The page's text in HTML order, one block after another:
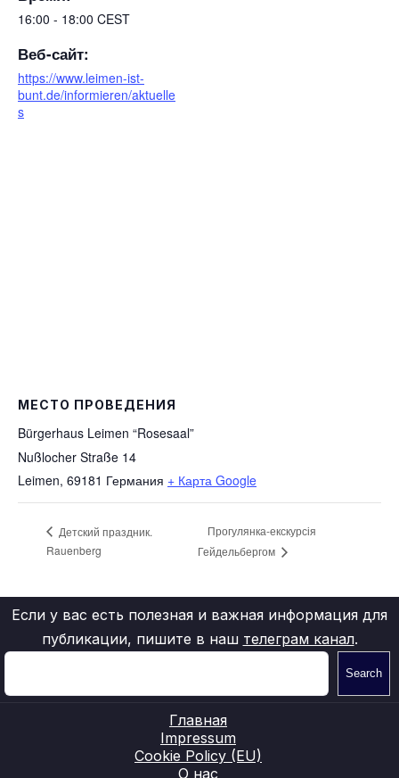
16:00 - 18:00 CEST
Веб-сайт:
https://www.leimen-ist-
bunt.de/informieren/aktuelle
s
МЕСТО ПРОВЕДЕНИЯ
Bürgerhaus Leimen “Rosesaal”
Nußlocher Straße 14
Leimen, 69181 Германия + Карта Google
Детский праздник.
Rauenberg
Прогулянка-екскурсія
Гейдельбергом
Если у вас есть полезная и важная информация для
публикации, пишите в наш телеграм канал.
Search
Главная
Impressum
Cookie Policy (EU)
О нас